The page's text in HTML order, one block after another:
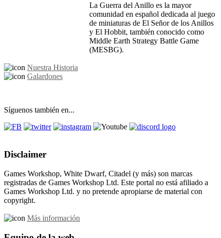
La Guerra del Anillo es la mayor
comunidad en español dedicada al juego
de miniaturas de El Señor de los Anillos
y El Hobbit, también conocido como
Middle Earth Strategy Battle Game
(MESBG).
Nuestra Historia
Galardones
Síguenos también en...
Disclaimer
Games Workshop, White Dwarf, Citadel (y más) son marcas
registradas de Games Workshop Ltd. Este portal no está afiliado a
Games Workshop Ltd. y no pretende apropiarse de material con
copyright.
Más información